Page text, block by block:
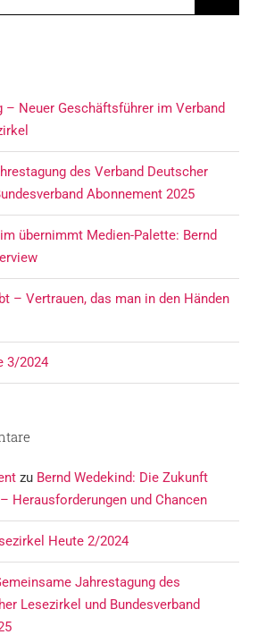
Neuer Geschäftsführer im Verband
des Verband Deutscher
Abonnement 2025
übernimmt Medien-Palette: Bernd
– Vertrauen, das man in den Händen
3/2024
zu Bernd Wedekind: Die Zukunft
Herausforderungen und Chancen
Heute 2/2024
Jahrestagung des
Lesezirkel und Bundesverband